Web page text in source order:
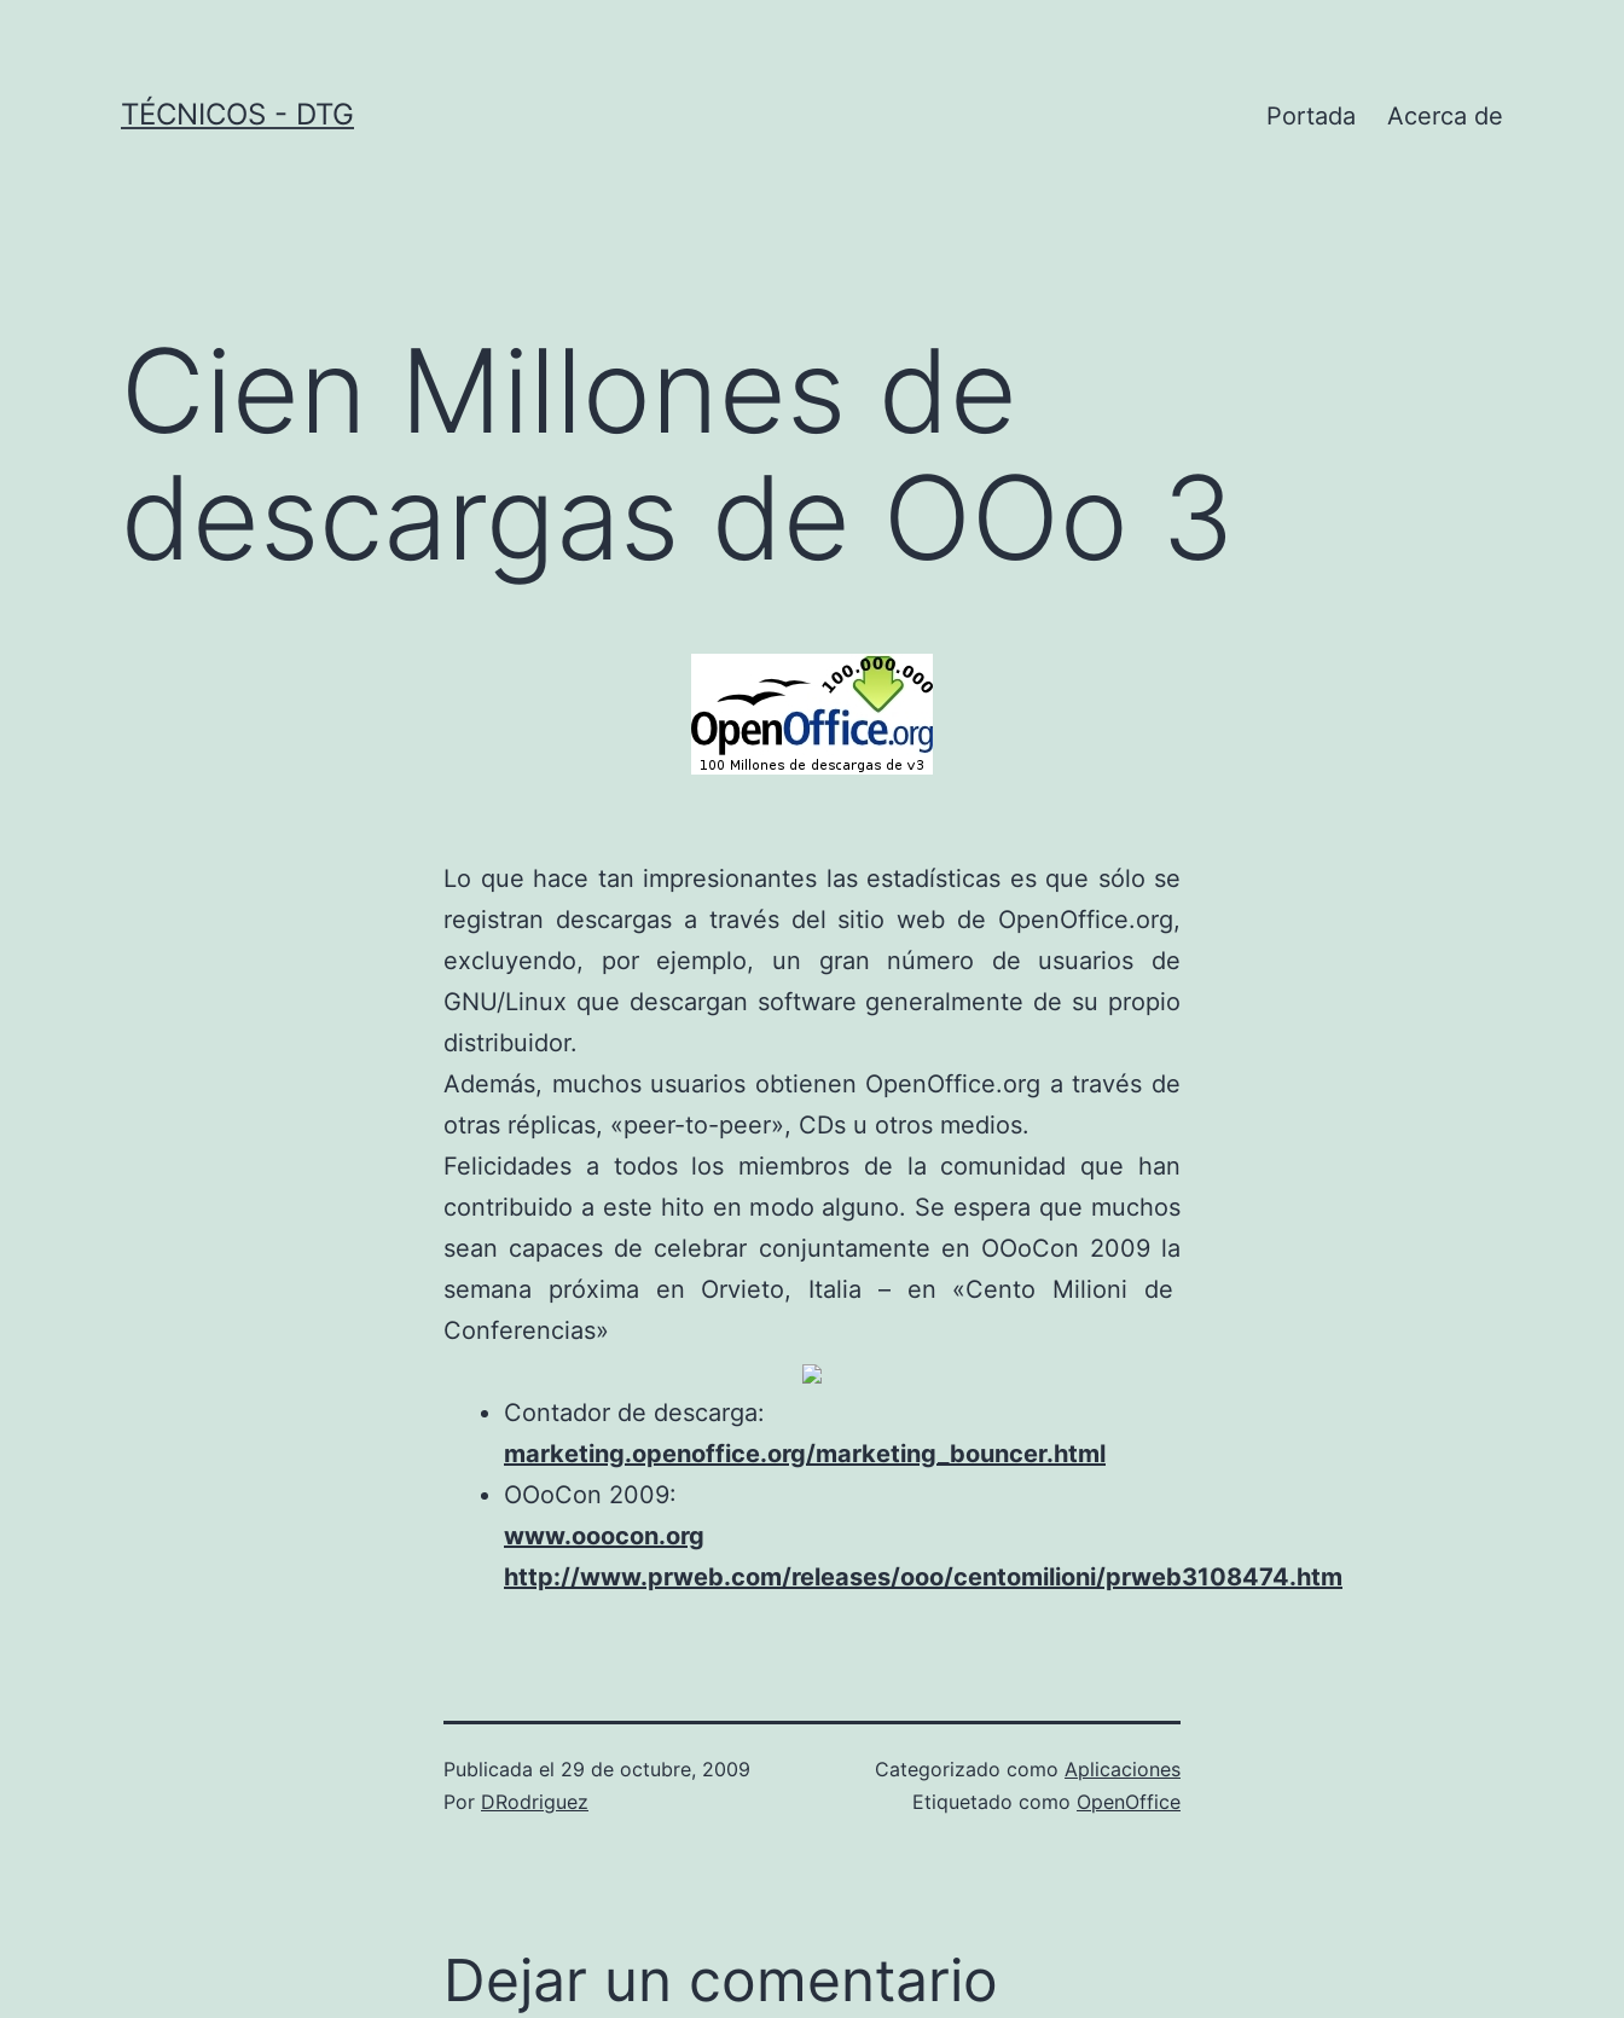
TÉCNICOS - DTG Portada Acerca de
Cien Millones de
descargas de OOo 3
Lo que hace tan impresionantes las estadísticas es que sólo se
registran descargas a través del sitio web de OpenOffice.org,
excluyendo, por ejemplo, un gran número de usuarios de
GNU/Linux que descargan software generalmente de su propio
distribuidor.
Además, muchos usuarios obtienen OpenOffice.org a través de
otras réplicas, «peer-to-peer», CDs u otros medios.
Felicidades a todos los miembros de la comunidad que han
contribuido a este hito en modo alguno. Se espera que muchos
sean capaces de celebrar conjuntamente en OOoCon 2009 la
semana próxima en Orvieto, Italia – en «Cento Milioni de
Conferencias»
Contador de descarga:
marketing.openoffice.org/marketing_bouncer.html
OOoCon 2009:
www.ooocon.org
http://www.prweb.com/releases/ooo/centomilioni/prweb3108474.htm
Publicada el 29 de octubre, 2009
Por DRodriguez
Categorizado como Aplicaciones
Etiquetado como OpenOffice
Dejar un comentario